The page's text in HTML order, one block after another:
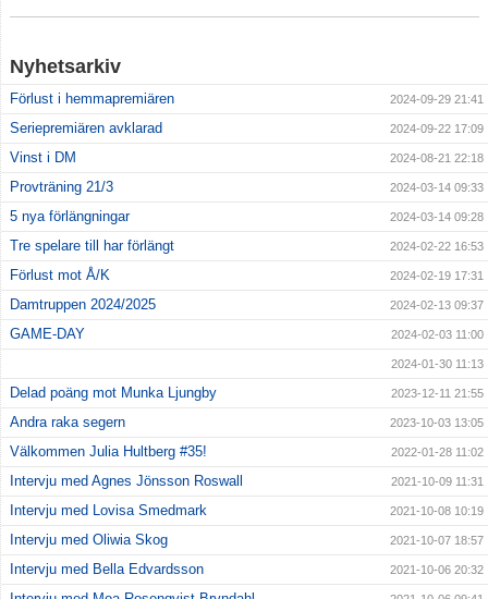
Nyhetsarkiv
Förlust i hemmapremiären 2024-09-29 21:41
Seriepremiären avklarad 2024-09-22 17:09
Vinst i DM 2024-08-21 22:18
Provträning 21/3 2024-03-14 09:33
5 nya förlängningar 2024-03-14 09:28
Tre spelare till har förlängt 2024-02-22 16:53
Förlust mot Å/K 2024-02-19 17:31
Damtruppen 2024/2025 2024-02-13 09:37
GAME-DAY 2024-02-03 11:00
2024-01-30 11:13
Delad poäng mot Munka Ljungby 2023-12-11 21:55
Andra raka segern 2023-10-03 13:05
Välkommen Julia Hultberg #35! 2022-01-28 11:02
Intervju med Agnes Jönsson Roswall 2021-10-09 11:31
Intervju med Lovisa Smedmark 2021-10-08 10:19
Intervju med Oliwia Skog 2021-10-07 18:57
Intervju med Bella Edvardsson 2021-10-06 20:32